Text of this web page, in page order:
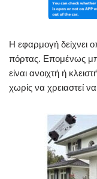
Η εφαρμογή δείχνει
πόρτας. Επομένως
είναι ανοιχτή ή
χωρίς να χρειαστεί